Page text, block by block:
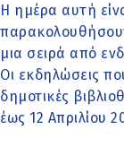
Η ημέρα αυτή
μια σειρά από
Οι εκδηλώσεις
δημοτικές
έως 12 Απριλίου